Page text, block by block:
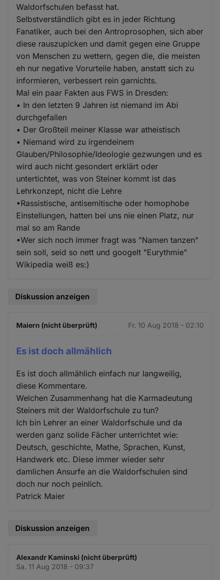
Waldorfschulen befasst hat.
Selbstverständlich gibt es in jeder Richtung
Fanatiker, auch bei den Antroprosophen, sich aber
diese rauszupicken und damit gegen eine Gruppe
von Menschen zu wettern, gegen die, die meisten
eh nur negative Vorurteile haben, anstatt sich zu
informieren, verbessert rein garnichts.
Mal ein paar Fakten aus FWS in Dresden:
• In den letzten 9 Jahren ist niemand im Abi
durchgefallen
• Der Großteil meiner Klasse war atheistisch
• Niemand wird zu irgendeinem
Glauben/Philosophie/Ideologie gezwungen und es
wird auch nicht gesondert erklärt oder
untertichtet, was von Steiner kommt ist das
Lehrkonzept, nicht die Lehre
•Rassistische, antisemitische oder homophobe
Einstellungen, hatten bei uns nie einen Platz, nur
mal so am Rande
•Wer sich noch immer fragt was "Namen tanzen"
sein soll, seid so nett und googelt "Eurythmie"
Wikipedia weiß es:)
Diskussion anzeigen
Maiern (nicht überprüft) Fr. 10 Aug 2018 - 02:10
Es ist doch allmählich
Es ist doch allmählich einfach nur langweilig,
diese Kommentare.
Welchen Zusammenhang hat die Karmadeutung
Steiners mit der Waldorfschule zu tun?
Ich bin Lehrer an einer Waldorfschule und da
werden ganz solide Fächer unterrichtet wie:
Deutsch, geschichte, Mathe, Sprachen, Kunst,
Handwerk etc. Diese immer wieder sehr
damlichen Ansurfe an die Waldorfschulen sind
doch nur noch peinlich.
Patrick Maier
Diskussion anzeigen
Alexandr Kaminski (nicht überprüft)
Sa. 11 Aug 2018 - 09:37